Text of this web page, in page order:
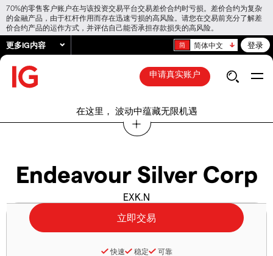
70%的零售客户账户在与该投资交易平台交易差价合约时亏损。差价合约为复杂
的金融产品，由于杠杆作用而存在迅速亏损的高风险。请您在交易前充分了解差
价合约产品的运作方式，并评估自己能否承担存款损失的高风险。
更多IG内容 简体中文 登录
申请真实账户
在这里， 波动中蕴藏无限机遇
Endeavour Silver Corp
EXK.N
快速 稳定 可靠